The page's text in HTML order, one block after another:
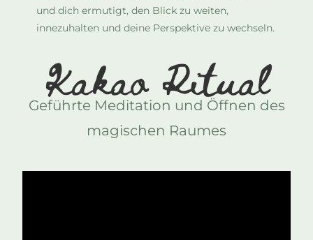
und dich ermutigt, den Blick zu weiten,
innezuhalten und deine Perspektive zu wechseln.
Kakao Ritual
Geführte Meditation und Öffnen des
magischen Raumes